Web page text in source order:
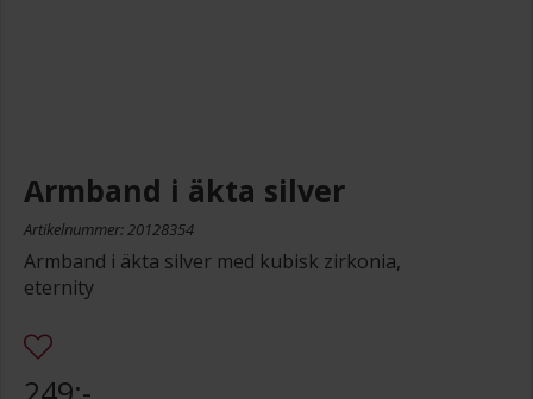
Armband i äkta silver
Artikelnummer: 20128354
Armband i äkta silver med kubisk zirkonia,
eternity